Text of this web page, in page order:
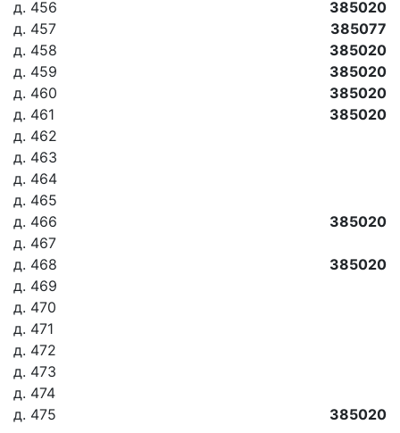
д. 456
385020
д. 457
385077
д. 458
385020
д. 459
385020
д. 460
385020
д. 461
385020
д. 462
д. 463
д. 464
д. 465
д. 466
385020
д. 467
д. 468
385020
д. 469
д. 470
д. 471
д. 472
д. 473
д. 474
д. 475
385020